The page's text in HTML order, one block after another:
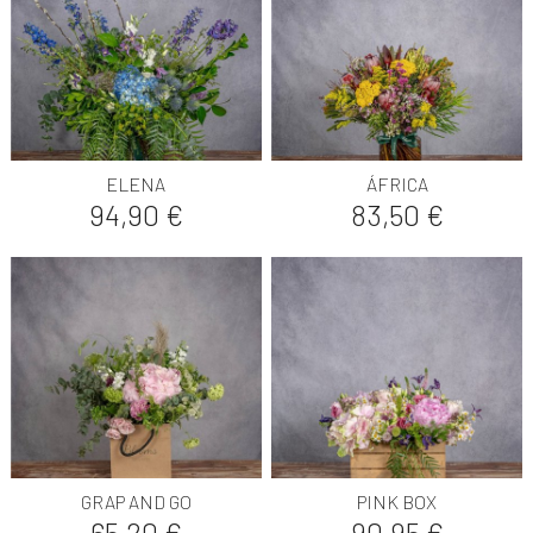
ELENA
Precio
94,90 €
ÁFRICA
Precio
83,50 €
GRAP AND GO PINK BOX